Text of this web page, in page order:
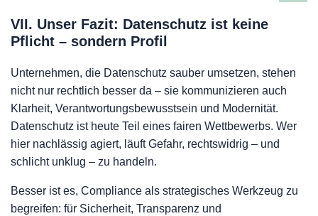
VII. Unser Fazit: Datenschutz ist keine
Pflicht – sondern Profil
Unternehmen, die Datenschutz sauber umsetzen, stehen
nicht nur rechtlich besser da – sie kommunizieren auch
Klarheit, Verantwortungsbewusstsein und Modernität.
Datenschutz ist heute Teil eines fairen Wettbewerbs. Wer
hier nachlässig agiert, läuft Gefahr, rechtswidrig – und
schlicht unklug – zu handeln.
Besser ist es, Compliance als strategisches Werkzeug zu
begreifen: für Sicherheit, Transparenz und